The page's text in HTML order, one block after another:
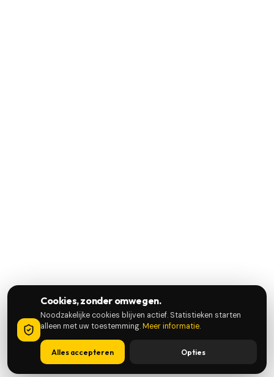
Cookies, zonder omwegen.
Noodzakelijke cookies blijven actief. Statistieken starten
alleen met uw toestemming.Meer informatie.
Alles accepteren Opties